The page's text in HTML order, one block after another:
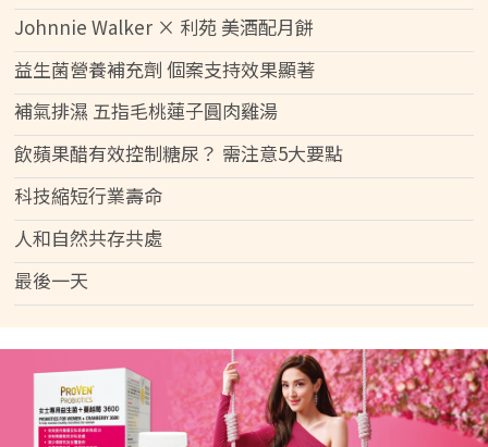
Johnnie Walker × 利苑 美酒配月餅
益生菌營養補充劑 個案支持效果顯著
補氣排濕 五指毛桃蓮子圓肉雞湯
飲蘋果醋有效控制糖尿？ 需注意5大要點
科技縮短行業壽命
人和自然共存共處
最後一天